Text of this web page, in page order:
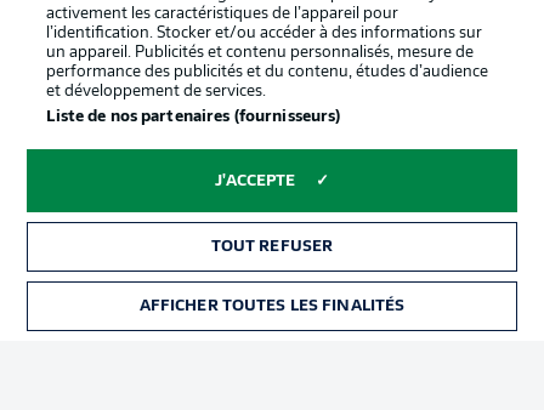
services
Mentions Légales Gérer mes préférences
activement les caractéristiques de l’appareil pour
l’identification. Stocker et/ou accéder à des informations sur
un appareil. Publicités et contenu personnalisés, mesure de
performance des publicités et du contenu, études d’audience
et développement de services.
Liste de nos partenaires (fournisseurs)
J'ACCEPTE
TOUT REFUSER
AFFICHER TOUTES LES FINALITÉS